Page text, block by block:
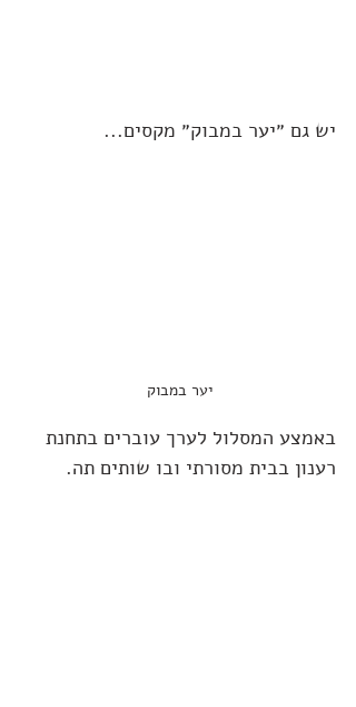
יש גם ״יער במבוק״ מקסים...
יער במבוק
באמצע המסלול לערך עוברים בתחנת
רענון בבית מסורתי ובו שותים תה.